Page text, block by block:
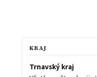
KRAJ
Trnavský kraj